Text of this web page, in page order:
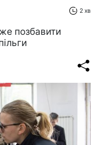
2 хв
позбавити